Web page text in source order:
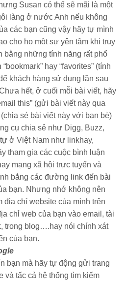
Susan có thể sẽ mãi là một
làng ở nước Anh nếu không
các bạn cũng vậy hãy tự mình
cho họ một sự yên tâm khi truy
bằng những tính năng rất phổ
hay “favorites” (tính
khách hàng sử dụng lần sau
hết, ở cuối mỗi bài viết, hãy
this” (gửi bài viết này qua
(chia sẻ bài viết này với bạn bè)
cụ chia sẻ như Digg, Buzz,
ở Việt Nam như linkhay,
tham gia các cuộc bình luận
mạng xã hội trực tuyến và
bằng các đường link đến bài
bạn. Nhưng nhớ không nên
địa chỉ website của mình trên
chỉ web của bạn vào email, tài
trong blog….hay nói chính xát
của bạn.
bạn mà hãy tự động gửi trang
và tấc cả hệ thống tìm kiếm